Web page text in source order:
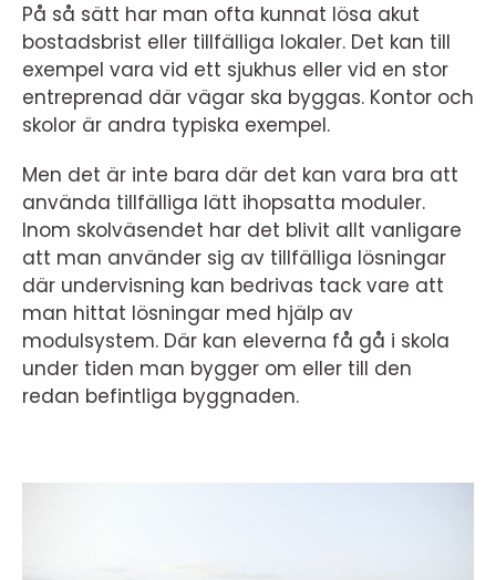
På så sätt har man ofta kunnat lösa akut
bostadsbrist eller tillfälliga lokaler. Det kan till
exempel vara vid ett sjukhus eller vid en stor
entreprenad där vägar ska byggas. Kontor och
skolor är andra typiska exempel.
Men det är inte bara där det kan vara bra att
använda tillfälliga lätt ihopsatta moduler.
Inom skolväsendet har det blivit allt vanligare
att man använder sig av tillfälliga lösningar
där undervisning kan bedrivas tack vare att
man hittat lösningar med hjälp av
modulsystem. Där kan eleverna få gå i skola
under tiden man bygger om eller till den
redan befintliga byggnaden.